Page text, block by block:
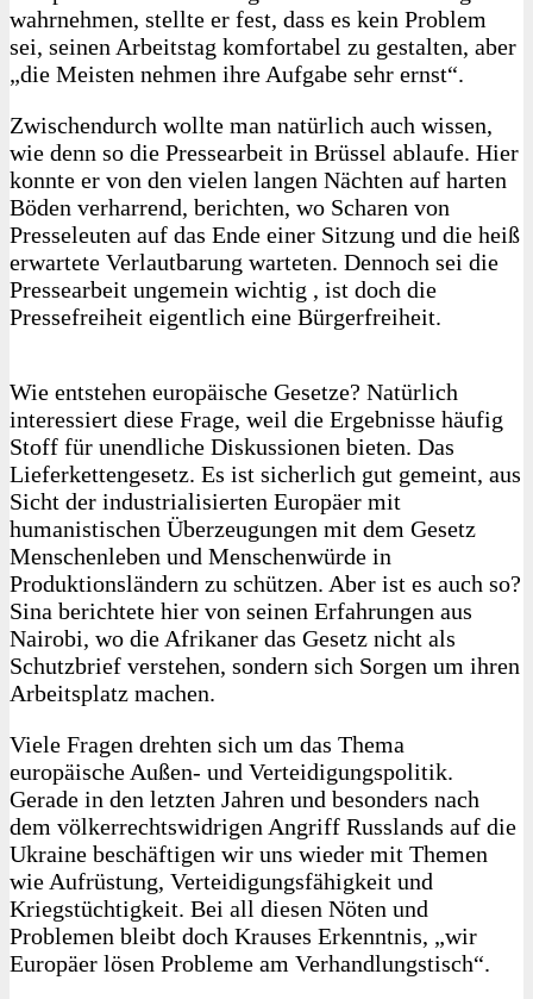
wahrnehmen, stellte er fest, dass es kein Problem
sei, seinen Arbeitstag komfortabel zu gestalten, aber
„die Meisten nehmen ihre Aufgabe sehr ernst“.
Zwischendurch wollte man natürlich auch wissen,
wie denn so die Pressearbeit in Brüssel ablaufe. Hier
konnte er von den vielen langen Nächten auf harten
Böden verharrend, berichten, wo Scharen von
Presseleuten auf das Ende einer Sitzung und die heiß
erwartete Verlautbarung warteten. Dennoch sei die
Pressearbeit ungemein wichtig , ist doch die
Pressefreiheit eigentlich eine Bürgerfreiheit.
Wie entstehen europäische Gesetze? Natürlich
interessiert diese Frage, weil die Ergebnisse häufig
Stoff für unendliche Diskussionen bieten. Das
Lieferkettengesetz. Es ist sicherlich gut gemeint, aus
Sicht der industrialisierten Europäer mit
humanistischen Überzeugungen mit dem Gesetz
Menschenleben und Menschenwürde in
Produktionsländern zu schützen. Aber ist es auch so?
Sina berichtete hier von seinen Erfahrungen aus
Nairobi, wo die Afrikaner das Gesetz nicht als
Schutzbrief verstehen, sondern sich Sorgen um ihren
Arbeitsplatz machen.
Viele Fragen drehten sich um das Thema
europäische Außen- und Verteidigungspolitik.
Gerade in den letzten Jahren und besonders nach
dem völkerrechtswidrigen Angriff Russlands auf die
Ukraine beschäftigen wir uns wieder mit Themen
wie Aufrüstung, Verteidigungsfähigkeit und
Kriegstüchtigkeit. Bei all diesen Nöten und
Problemen bleibt doch Krauses Erkenntnis, „wir
Europäer lösen Probleme am Verhandlungstisch“.